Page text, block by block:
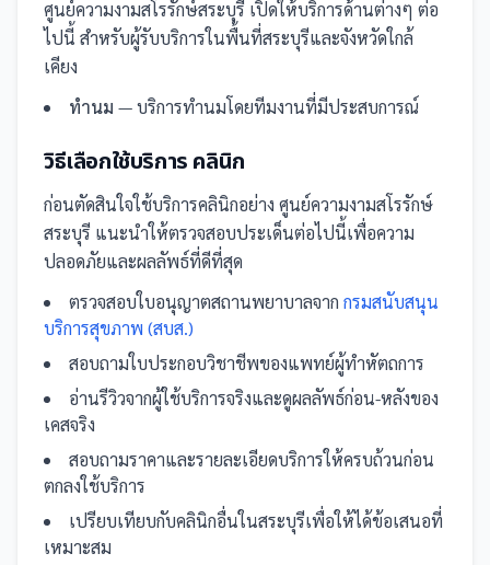
ศูนย์ความงามสโรรักษ์สระบุรี เปิดให้บริการด้านต่างๆ ต่อ
ไปนี้ สำหรับผู้รับบริการในพื้นที่สระบุรีและจังหวัดใกล้
เคียง
ทำนม — บริการทำนมโดยทีมงานที่มีประสบการณ์
วิธีเลือกใช้บริการ คลินิก
ก่อนตัดสินใจใช้บริการคลินิกอย่าง ศูนย์ความงามสโรรักษ์
สระบุรี แนะนำให้ตรวจสอบประเด็นต่อไปนี้เพื่อความ
ปลอดภัยและผลลัพธ์ที่ดีที่สุด
ตรวจสอบใบอนุญาตสถานพยาบาลจาก กรมสนับสนุน
บริการสุขภาพ (สบส.)
สอบถามใบประกอบวิชาชีพของแพทย์ผู้ทำหัตถการ
อ่านรีวิวจากผู้ใช้บริการจริงและดูผลลัพธ์ก่อน-หลังของ
เคสจริง
สอบถามราคาและรายละเอียดบริการให้ครบถ้วนก่อน
ตกลงใช้บริการ
เปรียบเทียบกับคลินิกอื่นในสระบุรีเพื่อให้ได้ข้อเสนอที่
เหมาะสม